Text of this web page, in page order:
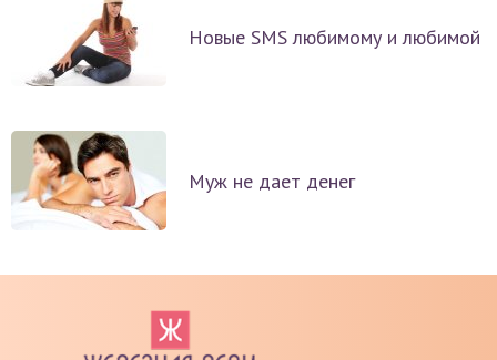
Новые SMS любимому и любимой
Муж не дает денег